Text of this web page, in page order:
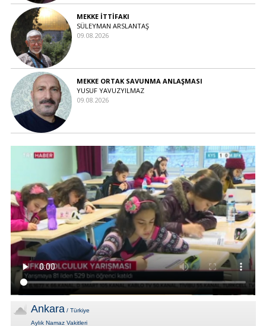
MEKKE İTTİFAKI
SÜLEYMAN ARSLANTAŞ
09.08.2026
MEKKE ORTAK SAVUNMA ANLAŞMASI
YUSUF YAVUZYILMAZ
09.08.2026